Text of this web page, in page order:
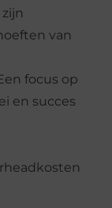
van
focus op
en succes